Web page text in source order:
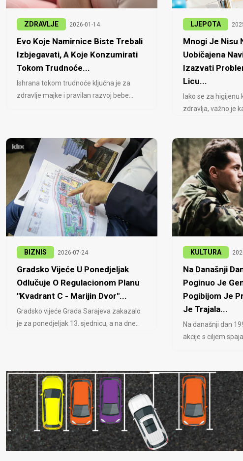
ZDRAVLJE 2026-01-14
Evo Koje Namirnice Biste Trebali
Izbjegavati, A Koje Konzumirati
Tokom Trudnoće...
Ishrana tokom trudnoće ključna je za
zdravlje majke i pravilan razvoj bebe...
LJEPOTA
Mnogi Je Nisu
Uobičajena
Izazvati
Licu...
Iako se za higijenu
zdravlja, važno je
BIZNIS 2026-07-24
Gradsko Vijeće U Ponedjeljak
Odlučuje O Regulacionom Planu
"Kvadrant C - Marijin Dvor"...
Gradsko vijeće Grada Sarajeva zakazalo
je za ponedjeljak 13. sjednicu, a na dne..
KULTURA
Na Današnji
Poginuo Je
Pogibijom Je
Je Trajala...
Na današnji dan
akcije s ciljem